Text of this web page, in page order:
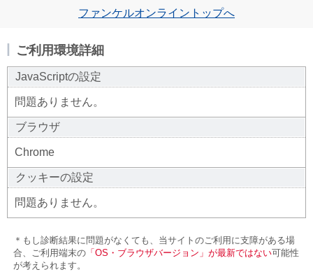
ファンケルオンライントップへ
ご利用環境詳細
JavaScriptの設定
問題ありません。
ブラウザ
Chrome
クッキーの設定
問題ありません。
＊もし診断結果に問題がなくても、当サイトのご利用に支障がある場
合、ご利用端末の「OS・ブラウザバージョン」が最新ではない可能性
が考えられます。